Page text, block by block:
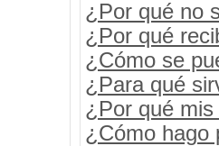
¿Por qué no
¿Por qué
¿Cómo se
¿Para qué
¿Por qué
¿Cómo hago